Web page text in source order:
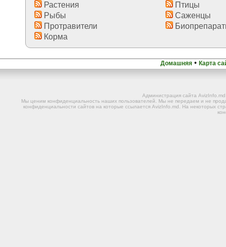
Растения
Птицы
Рыбы
Саженцы
Протравители
Корма
Домашняя • Карта
Администрация сайта
Мы ценим конфиденциальность наших пользователей. Мы не передаем и не
конфиденциальности сайтов на которые ссылается AvizInfo.md. На некоторых